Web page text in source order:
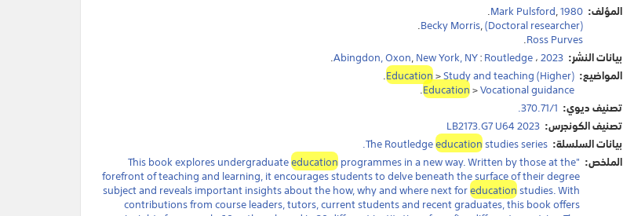
المؤلف: Mark Pulsford,1980
.
Becky Morris,(Doctoral researcher)
.
Ross Purves
.
بيانات النشر:
Abingdon, Oxon,New York, NY:Routledge،2023
.
المواضيع:
Education>Study and teaching (Higher)
.
Education>Vocational guidance
.
تصنيف ديوي: 370.71/1.
تصنيف الكونجرس: LB2173.G7 U64 2023
بيانات السلسلة:
The Routledgeeducationstudies series.
الملخص: "This book explores undergraduate
educationprogrammes in a new way. Written by those at the
forefront of teaching and learning, it encourages students to delve beneath the surface of their degree
subject and reveals important insights about the how, why and where next foreducationstudies. With
contributions from course leaders, tutors, current students and recent graduates, this book offers